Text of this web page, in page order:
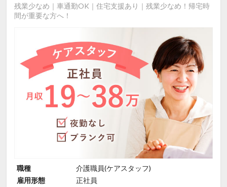
残業少なめ｜車通勤OK｜住宅支援あり｜残業少なめ！帰宅時
間が重要な方へ！
職種
介護職員(ケアスタッフ)
雇用形態
正社員